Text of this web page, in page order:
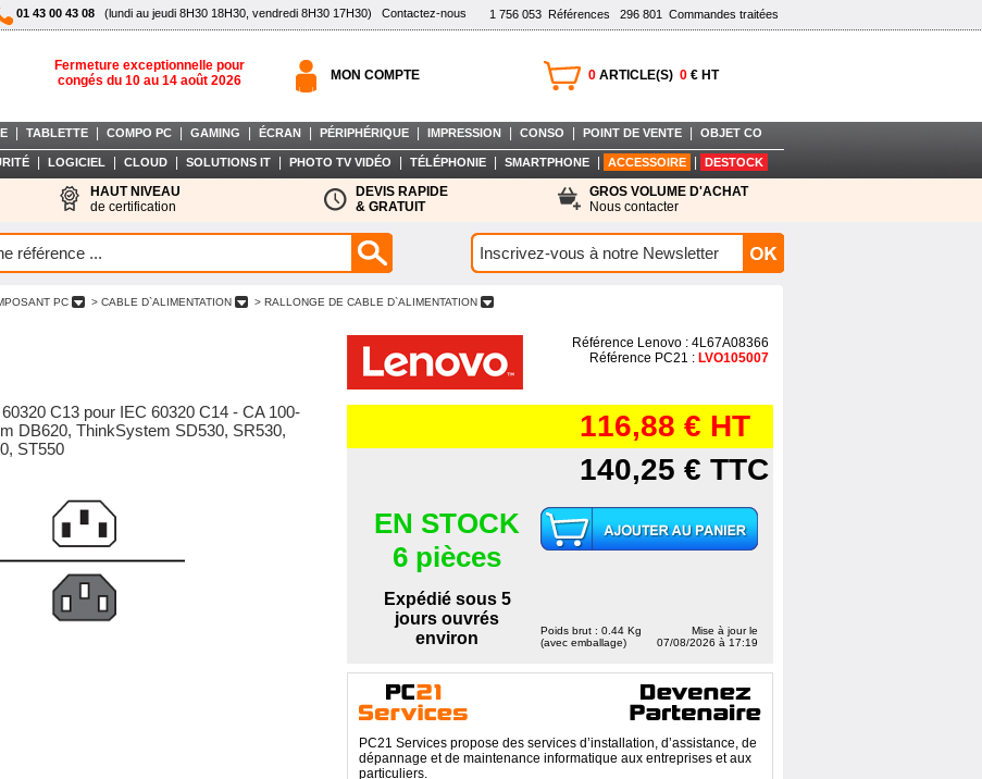
1 756 053 Références 296 801 Commandes traitées
01 43 00 43 08 (lundi au jeudi 8H30 18H30, vendredi 8H30 17H30) Contactez-nous
Fermeture exceptionnelle pour
congés du 10 au 14 août 2026
0 ARTICLE(S) 0 € HT
MON COMPTE
TABLETTE COMPO PC GAMING ÉCRAN PÉRIPHÉRIQUE IMPRESSION CONSO POINT DE VENTE OBJET CO
LOGICIEL CLOUD SOLUTIONS IT PHOTO TV VIDÉO TÉLÉPHONIE SMARTPHONE ACCESSOIRE DESTOCK
HAUT NIVEAU
de certification
DEVIS RAPIDE
& GRATUIT
GROS VOLUME D'ACHAT
Nous contacter
PC > CABLE D`ALIMENTATION > RALLONGE DE CABLE D`ALIMENTATION
C13 pour IEC 60320 C14 - CA 100-
DB620, ThinkSystem SD530, SR530,
ST550
Référence Lenovo : 4L67A08366
Référence PC21 : LVO105007
116,88 € HT
140,25 € TTC
EN STOCK
6 pièces
Expédié sous 5
jours ouvrés
environ
Poids brut : 0.44 Kg
(avec emballage)
Mise à jour le
07/08/2026 à 17:19
PC21 Services propose des services d’installation, d’assistance, de
dépannage et de maintenance informatique aux entreprises et aux
particuliers.